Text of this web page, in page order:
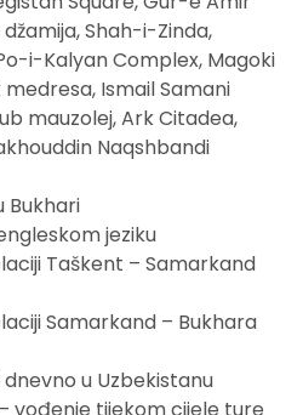
Shah-i-Zinda,
i-Kalyan Complex, Magoki
Ismail Samani
mauzolej, Ark Citadea,
Naqshbandi
Bukhari
jeziku
Taškent – Samarkand
Samarkand – Bukhara
u Uzbekistanu